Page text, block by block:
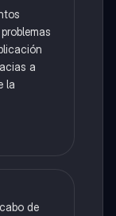
a
la
de